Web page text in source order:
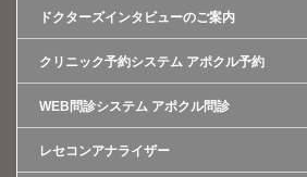
ドクターズインタビューのご案内
クリニック予約システム アポクル予約
WEB問診システム アポクル問診
レセコンアナライザー